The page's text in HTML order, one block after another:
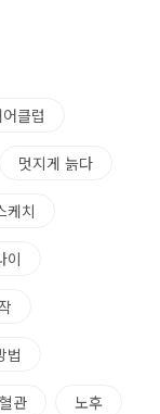
클럽
멋지게 늙다
케치
이
법
혈관 노후